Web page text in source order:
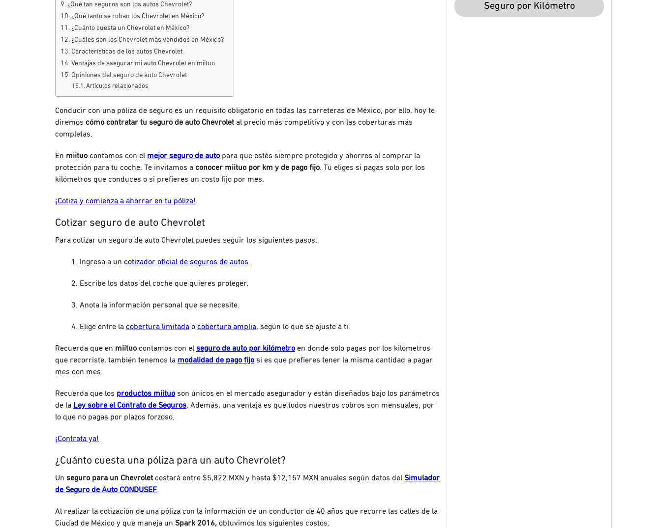
Seguro por Kilómetro
¿Qué tan seguros son los autos Chevrolet?
¿Qué tanto se roban los Chevrolet en México?
¿Cuánto cuesta un Chevrolet en México?
¿Cuáles son los Chevrolet más vendidos en México?
Características de los autos Chevrolet
Ventajas de asegurar mi auto Chevrolet en miituo
Opiniones del seguro de auto Chevrolet
Artículos relacionados
Conducir con una póliza de seguro es un requisito obligatorio en todas las carreteras de México, por ello, hoy te
diremos cómo contratar tu seguro de auto Chevrolet al precio más competitivo y con las coberturas más
completas.
En miituo contamos con el mejor seguro de auto para que estés siempre protegido y ahorres al comprar la
protección para tu coche. Te invitamos a conocer miituo por km y de pago fijo. Tú eliges si pagas solo por los
kilómetros que conduces o si prefieres un costo fijo por mes.
¡Cotiza y comienza a ahorrar en tu póliza!
Cotizar seguro de auto Chevrolet
Para cotizar un seguro de auto Chevrolet puedes seguir los siguientes pasos:
Ingresa a un cotizador oficial de seguros de autos.
Escribe los datos del coche que quieres proteger.
Anota la información personal que se necesite.
Elige entre la cobertura limitada o cobertura amplia, según lo que se ajuste a ti.
Recuerda que en miituo contamos con el seguro de auto por kilómetro en donde solo pagas por los kilómetros
que recorriste, también tenemos la modalidad de pago fijo si es que prefieres tener la misma cantidad a pagar
mes con mes.
Recuerda que los productos miituo son únicos en el mercado asegurador y están diseñados bajo los parámetros
de la Ley sobre el Contrato de Seguros. Además, una ventaja es que todos nuestros cobros son mensuales, por
lo que no pagas por plazos forzoso.
¡Contrata ya!
¿Cuánto cuesta una póliza para un auto Chevrolet?
Un seguro para un Chevrolet costará entre $5,822 MXN y hasta $12,157 MXN anuales según datos del Simulador
de Seguro de Auto CONDUSEF.
Al realizar la cotización de una póliza con la información de un conductor de 40 años que recorre las calles de la
Ciudad de México y que maneja un Spark 2016, obtuvimos los siguientes costos: